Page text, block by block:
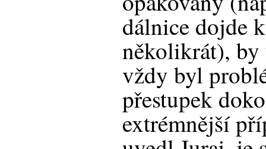
dálnice dojde
několikrát), by
vždy byl
přestupek
extrémnější